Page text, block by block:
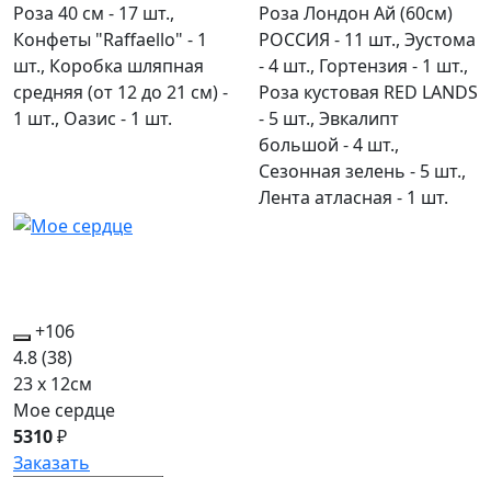
Роза 40 см - 17 шт.,
Конфеты "Raffaello" - 1
шт., Коробка шляпная
средняя (от 12 до 21 см) -
1 шт., Оазис - 1 шт.
Роза Лондон Ай (60см)
РОССИЯ - 11 шт., Эустома
- 4 шт., Гортензия - 1 шт.,
Роза кустовая RED LANDS
- 5 шт., Эвкалипт
большой - 4 шт.,
Сезонная зелень - 5 шт.,
Лента атласная - 1 шт.
+106
4.8(38)
23 x 12см
Мое сердце
5310₽
Заказать